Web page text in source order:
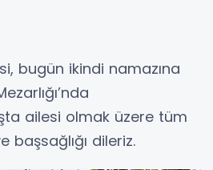
bugün ikindi namazına
ailesi olmak üzere tüm
başsağlığı dileriz.